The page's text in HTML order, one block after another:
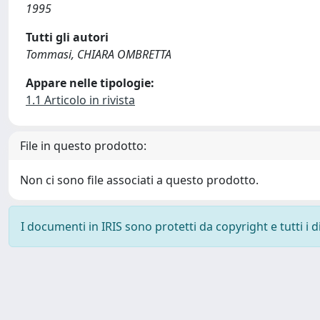
1995
Tutti gli autori
Tommasi, CHIARA OMBRETTA
Appare nelle tipologie:
1.1 Articolo in rivista
File in questo prodotto:
Non ci sono file associati a questo prodotto.
I documenti in IRIS sono protetti da copyright e tutti i